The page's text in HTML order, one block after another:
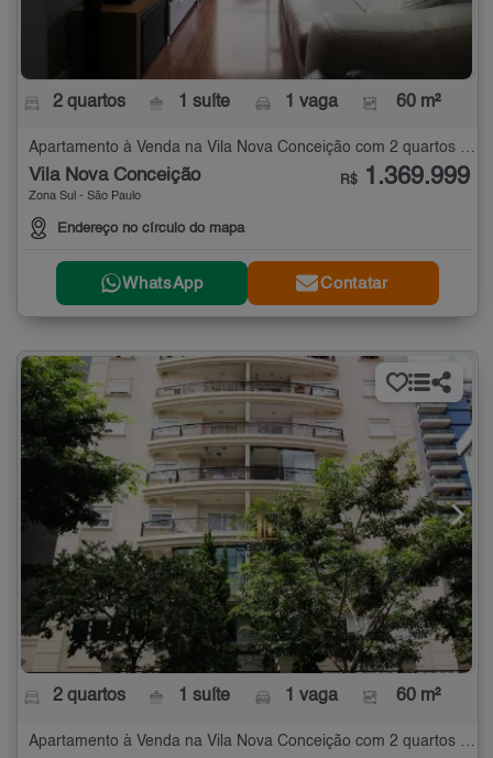
2 quartos 1 suíte 1 vaga 60 m²
Apartamento à Venda na Vila Nova Conceição com 2 quartos - 60 m²
Vila Nova Conceição
Zona Sul - São Paulo
Endereço no círculo do mapa
R$ 1.369.999
WhatsApp Contatar
2 quartos 1 suíte 1 vaga 60 m²
Apartamento à Venda na Vila Nova Conceição com 2 quartos - 60 m²